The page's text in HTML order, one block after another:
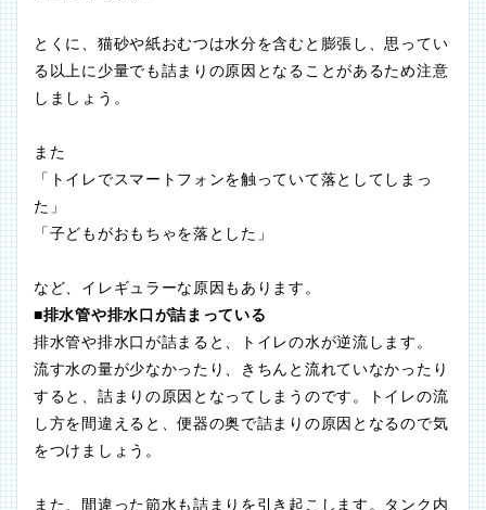
とくに、猫砂や紙おむつは水分を含むと膨張し、思ってい
る以上に少量でも詰まりの原因となることがあるため注意
しましょう。
また
「トイレでスマートフォンを触っていて落としてしまっ
た」
「子どもがおもちゃを落とした」
など、イレギュラーな原因もあります。
■排水管や排水口が詰まっている
排水管や排水口が詰まると、トイレの水が逆流します。
流す水の量が少なかったり、きちんと流れていなかったり
すると、詰まりの原因となってしまうのです。トイレの流
し方を間違えると、便器の奥で詰まりの原因となるので気
をつけましょう。
また、間違った節水も詰まりを引き起こします。タンク内